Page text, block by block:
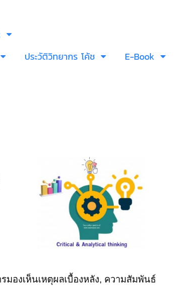
ประวัติวิทยากร โค้ช
E-Book
มองเห็นเหตุผลเบื้องหลัง, ความสัมพันธ์